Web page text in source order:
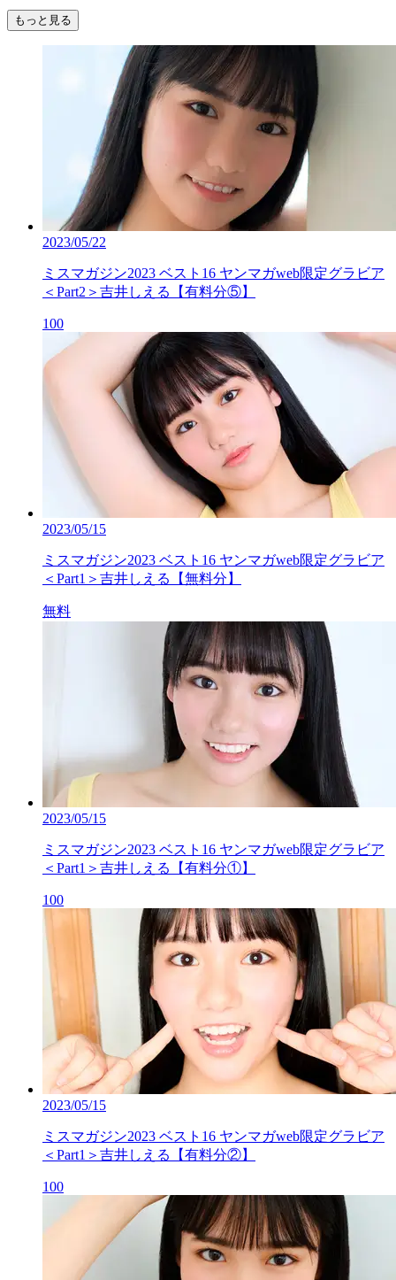
もっと見る
2023/05/22
ミスマガジン2023 ベスト16 ヤンマガweb限定グラビア
＜Part2＞吉井しえる【有料分⑤】
100
2023/05/15
ミスマガジン2023 ベスト16 ヤンマガweb限定グラビア
＜Part1＞吉井しえる【無料分】
無料
2023/05/15
ミスマガジン2023 ベスト16 ヤンマガweb限定グラビア
＜Part1＞吉井しえる【有料分①】
100
2023/05/15
ミスマガジン2023 ベスト16 ヤンマガweb限定グラビア
＜Part1＞吉井しえる【有料分②】
100